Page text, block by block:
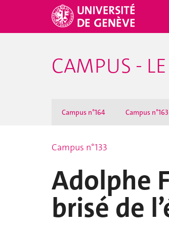
CAMPUS -
Campus n°164 Campus n°163
Campus n°133
Adolphe
brisé de